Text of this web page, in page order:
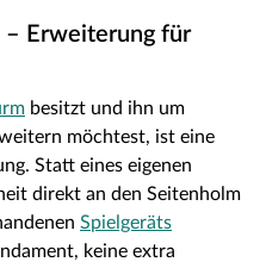
– Erweiterung für
besitzt und ihn um
möchtest, ist eine
Statt eines eigenen
direkt an den Seitenholm
Spielgeräts
keine extra